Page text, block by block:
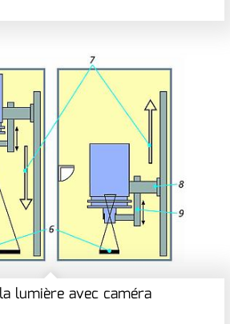
lumière avec caméra